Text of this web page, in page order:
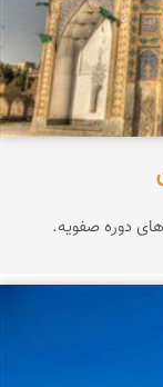
دوره صفویه.